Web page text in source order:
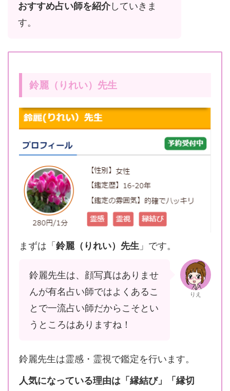
おすすめ占い師を紹介していきま
す。
鈴麗（りれい）先生
まずは「 鈴麗（りれい）先生 」です。
鈴麗先生は、顔写真はありませ
んが有名占い師ではよくあるこ
とで一流占い師だからこそとい
うところはありますね！
りえ
鈴麗先生は霊感・霊視で鑑定を行います。
人気になっている理由は「縁結び」「縁切